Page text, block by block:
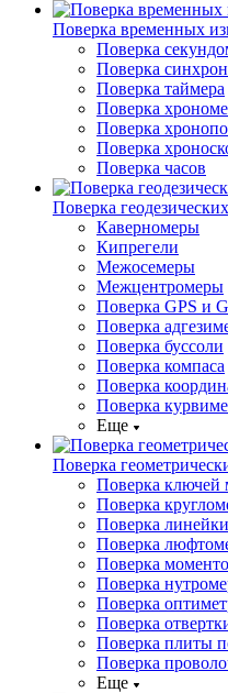
Поверка временных
Поверка
Поверка
Поверка таймера
Поверка
Поверка
Поверка
Поверка часов
Поверка
Каверномеры
Кипрегели
Межосемеры
Межцентромеры
Поверка GPS и
Поверка
Поверка буссоли
Поверка компаса
Поверка
Поверка
Еще
Поверка
Поверка ключей
Поверка
Поверка линейки
Поверка
Поверка
Поверка
Поверка
Поверка
Поверка плиты
Поверка
Еще